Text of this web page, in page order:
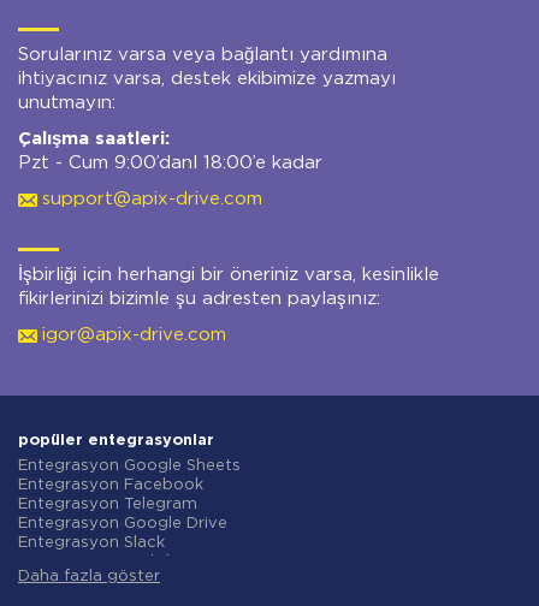
Sorularınız varsa veya bağlantı yardımına
ihtiyacınız varsa, destek ekibimize yazmayı
unutmayın:
Çalışma saatleri:
Pzt - Cum 9:00’danl 18:00’e kadar
support@apix-drive.com
İşbirliği için herhangi bir öneriniz varsa, kesinlikle
fikirlerinizi bizimle şu adresten paylaşınız:
igor@apix-drive.com
popüler entegrasyonlar
Entegrasyon Google Sheets
Entegrasyon Facebook
Entegrasyon Telegram
Entegrasyon Google Drive
Entegrasyon Slack
Entegrasyon Gmail
Daha fazla göster